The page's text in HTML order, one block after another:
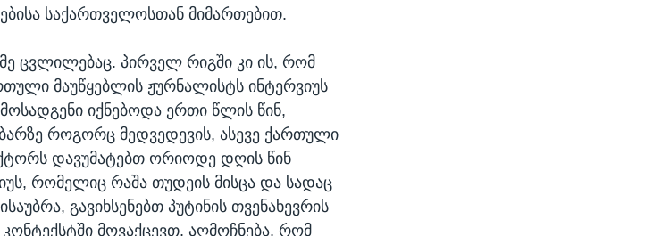
საქართველოსთან მიმართებით.
ცვლილებაც. პირველ რიგში კი ის, რომ
მაუწყებლის ჟურნალისტს ინტერვიუს
იქნებოდა ერთი წლის წინ,
როგორც მედვედევის, ასევე ქართული
დავუმატებთ ორიოდე დღის წინ
რომელიც რაშა თუდეის მისცა და სადაც
გავიხსენებთ პუტინის თვენახევრის
მოვაქცევთ, აღმოჩნება, რომ